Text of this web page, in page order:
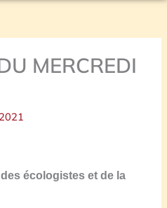
MERCREDI
des écologistes et de la